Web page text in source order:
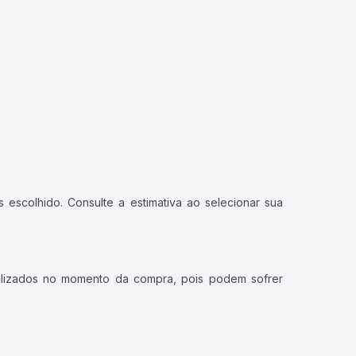
Consulte a estimativa ao selecionar sua
no momento da compra, pois podem sofrer